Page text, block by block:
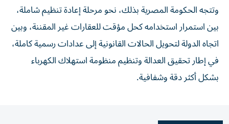
وتتجه الحكومة المصرية بذلك، نحو مرحلة إعادة تنظيم شاملة،
بين استمرار استخدامه كحل مؤقت للعقارات غير المقننة، وبين
اتجاه الدولة لتحويل الحالات القانونية إلى عدادات رسمية كاملة،
في إطار تحقيق العدالة وتنظيم منظومة استهلاك الكهرباء
بشكل أكثر دقة وشفافية.